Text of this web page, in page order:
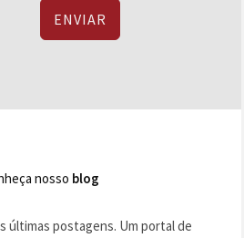
ENVIAR
nosso blog
últimas postagens. Um portal de